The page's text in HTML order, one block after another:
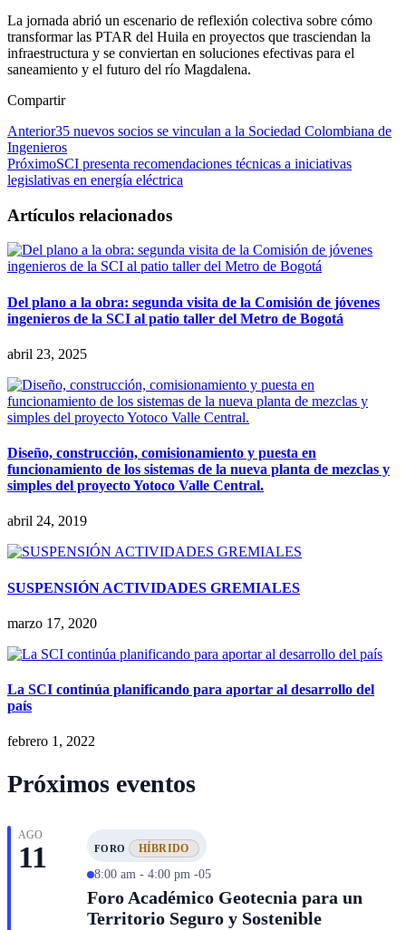
La jornada abrió un escenario de reflexión colectiva sobre cómo
transformar las PTAR del Huila en proyectos que trasciendan la
infraestructura y se conviertan en soluciones efectivas para el
saneamiento y el futuro del río Magdalena.
Compartir
Anterior35 nuevos socios se vinculan a la Sociedad Colombiana de
Ingenieros
PróximoSCI presenta recomendaciones técnicas a iniciativas
legislativas en energía eléctrica
Artículos relacionados
Del plano a la obra: segunda visita de la Comisión de jóvenes
ingenieros de la SCI al patio taller del Metro de Bogotá
abril 23, 2025
Diseño, construcción, comisionamiento y puesta en
funcionamiento de los sistemas de la nueva planta de mezclas y
simples del proyecto Yotoco Valle Central.
abril 24, 2019
SUSPENSIÓN ACTIVIDADES GREMIALES
marzo 17, 2020
La SCI continúa planificando para aportar al desarrollo del
país
febrero 1, 2022
Próximos eventos
AGO
11 FORO HÍBRIDO
8:00 am - 4:00 pm -05
Foro Académico Geotecnia para un
Territorio Seguro y Sostenible